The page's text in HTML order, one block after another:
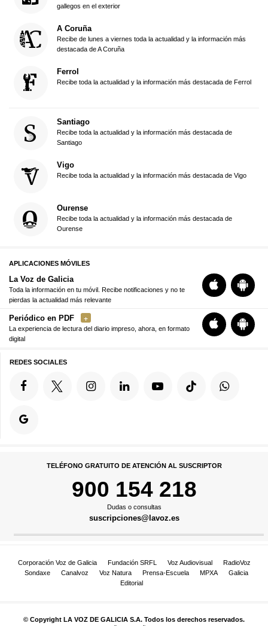
gallegos en el exterior
A Coruña
Recibe de lunes a viernes toda la actualidad y la información más
destacada de A Coruña
Ferrol
Recibe toda la actualidad y la información más destacada de Ferrol
Santiago
Recibe toda la actualidad y la información más destacada de
Santiago
Vigo
Recibe toda la actualidad y la información más destacada de Vigo
Ourense
Recibe toda la actualidad y la información más destacada de
Ourense
APLICACIONES MÓVILES
La Voz de Galicia
Toda la información en tu móvil. Recibe notificaciones y no te
pierdas la actualidad más relevante
Periódico en PDF
La experiencia de lectura del diario impreso, ahora, en formato
digital
REDES SOCIALES
TELÉFONO GRATUITO DE ATENCIÓN AL SUSCRIPTOR
900 154 218
Dudas o consultas
suscripciones@lavoz.es
Corporación Voz de Galicia Fundación SRFL Voz Audiovisual
RadioVoz
Sondaxe
Canalvoz Voz Natura Prensa-Escuela MPXA
Galicia
Editorial
© Copyright LA VOZ DE GALICIA S.A. Todos los derechos reservados.